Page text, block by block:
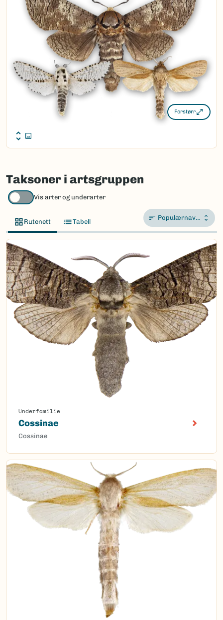
Vitenskapelig navn ID:45639
Takson ID:28862
Gå til Nortaxa for flere detaljer
(Ekstern lenke)
Forstørr
Taksoner i artsgruppen
Vis arter og underarter
Rutenett Tabell Populærnavn A-Å
Underfamilie
Cossinae
Cossinae